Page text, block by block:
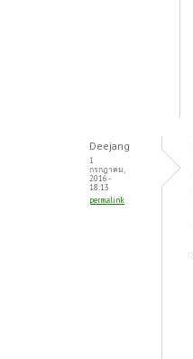
Deejang
1
กรกฎาคม,
2016 -
18:13
permalink